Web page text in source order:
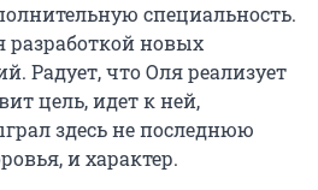
специальность.
новых
Радует, что Оля реализует
цель, идет к ней,
здесь не последнюю
и характер.